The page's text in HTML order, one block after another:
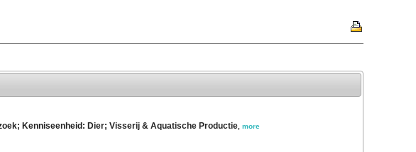
Kenniseenheid: Dier; Visserij & Aquatische Productie ,more